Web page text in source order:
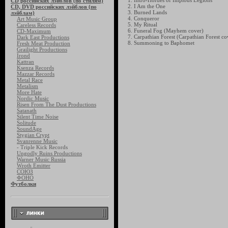
CD, DVD российских лэйблов (по
лэйблам)
Art Music Group
Careless Records
CD-Maximum
Dark East Productions
Fresh Meat Production
Grailight Productions
Irond
Kattran
Ksenza Records
Mazzar Records
Metal Race
Metalism
More Hate
Nordic Music
Risen From The Dust Productions
Satanath
Silent Time Noise
Solitude
SoundAge
Stygian Crypt
Svanrenne Music
- Triple Kick Records
Ungodly Ruins Productions
Warner Music Russia
Wroth Emitter
СОЮЗ
ФОНО
Футболки
2. I Am the One
3. Burned Lands
4. Conqueror
5. My Ritual
6. Funeral Fog (Mayhem cover)
7. Carpathian Forest (Carpathian Forest
8. Summoning to Baphomet